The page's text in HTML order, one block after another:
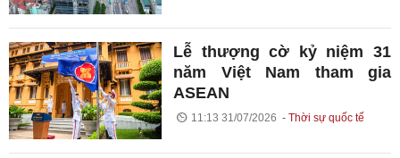
Lễ thượng cờ kỷ niệm 31
năm Việt Nam tham gia
ASEAN
11:13 31/07/2026 Thời sự quốc tế